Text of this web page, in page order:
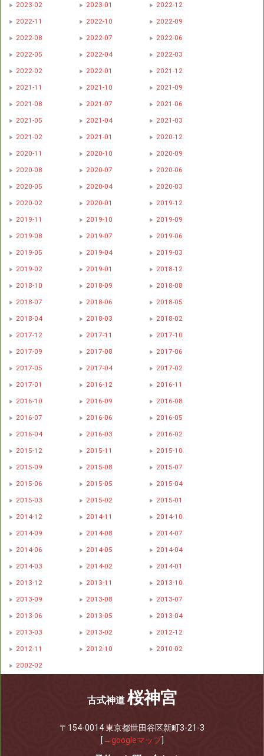
2023-02
2023-01
2022-12
2022-11
2022-10
2022-09
2022-08
2022-07
2022-06
2022-05
2022-04
2022-03
2022-02
2022-01
2021-12
2021-11
2021-10
2021-09
2021-08
2021-07
2021-06
2021-05
2021-04
2021-03
2021-02
2021-01
2020-12
2020-11
2020-10
2020-09
2020-08
2020-07
2020-06
2020-05
2020-04
2020-03
2020-02
2020-01
2019-12
2019-11
2019-10
2019-09
2019-08
2019-07
2019-06
2019-05
2019-04
2019-03
2019-02
2019-01
2018-12
2018-10
2018-09
2018-08
2018-07
2018-06
2018-05
2018-04
2018-03
2018-02
2017-12
2017-11
2017-10
2017-09
2017-08
2017-06
2017-05
2017-04
2017-02
2017-01
2016-12
2016-11
2016-10
2016-09
2016-08
2016-07
2016-06
2016-05
2016-04
2016-03
2016-02
2015-12
2015-11
2015-10
2015-09
2015-08
2015-07
2015-06
2015-05
2015-04
2015-03
2015-02
2015-01
2014-12
2014-11
2014-10
2014-09
2014-08
2014-07
2014-06
2014-05
2014-04
2014-03
2014-02
2014-01
2013-12
2013-11
2013-10
2013-09
2013-08
2013-07
2013-06
2013-05
2013-04
2013-03
2013-02
2012-12
2012-11
2012-10
2010-02
2002-02
古式神道 桜神宮
〒154-0014 東京都世田谷区新町3-21-3
[ →googleマップ]